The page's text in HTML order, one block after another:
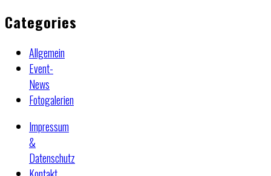
Categories
Allgemein
Event-
News
Fotogalerien
Impressum
&
Datenschutz